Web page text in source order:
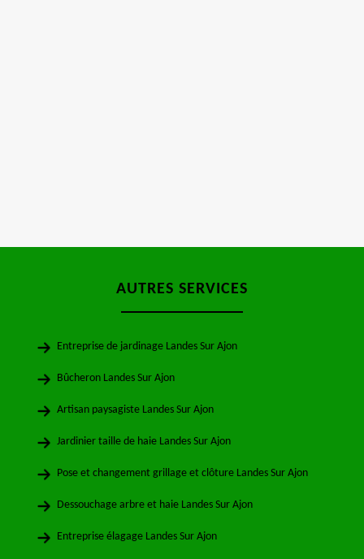
AUTRES SERVICES
Entreprise de jardinage Landes Sur Ajon
Bûcheron Landes Sur Ajon
Artisan paysagiste Landes Sur Ajon
Jardinier taille de haie Landes Sur Ajon
Pose et changement grillage et clôture Landes Sur Ajon
Dessouchage arbre et haie Landes Sur Ajon
Entreprise élagage Landes Sur Ajon